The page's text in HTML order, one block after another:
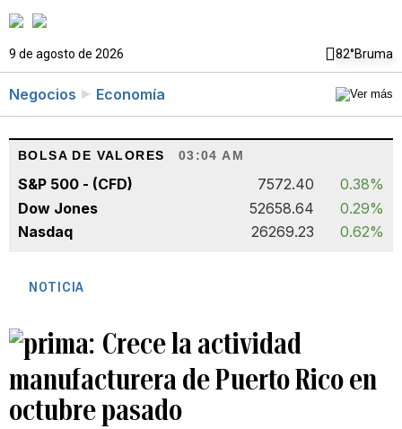
9 de agosto de 2026 82°Bruma
Negocios Economía
BOLSA DE VALORES 03:04 AM
S&P 500 - (CFD) 7572.40
0.38%
Dow Jones
52658.64
0.29%
Nasdaq
26269.23 0.62%
NOTICIA
Crece la actividad
manufacturera de Puerto Rico en
octubre pasado